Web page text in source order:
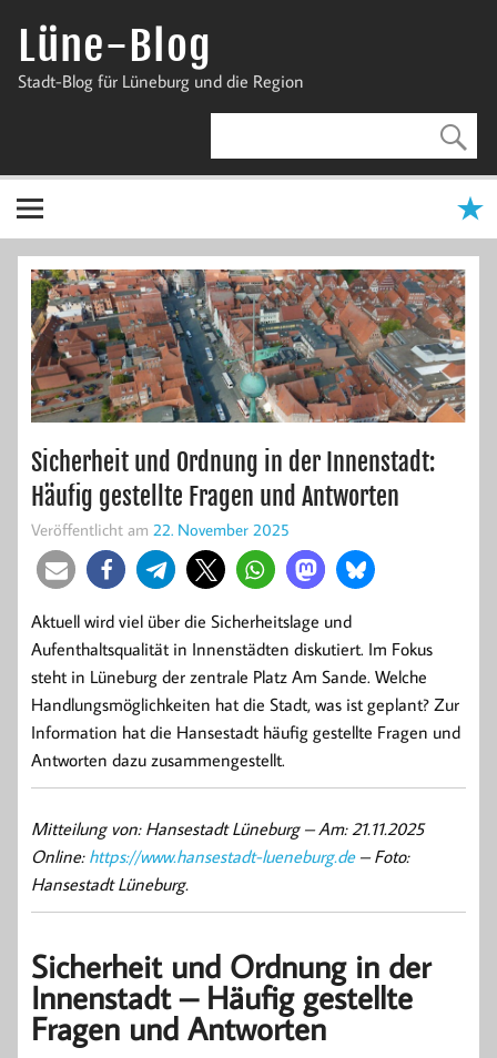
InhaltLüne-Blog
Stadt-Blog für Lüneburg und die Region
Sicherheit und Ordnung in der Innenstadt:
Häufig gestellte Fragen und Antworten
Veröffentlicht am 22. November 2025
Aktuell wird viel über die Sicherheitslage und
Aufenthaltsqualität in Innenstädten diskutiert. Im Fokus
steht in Lüneburg der zentrale Platz Am Sande. Welche
Handlungsmöglichkeiten hat die Stadt, was ist geplant? Zur
Information hat die Hansestadt häufig gestellte Fragen und
Antworten dazu zusammengestellt.
Mitteilung von: Hansestadt Lüneburg –Am: 21.11.2025
Online: https://www.hansestadt-lueneburg.de– Foto:
Hansestadt Lüneburg.
Sicherheit und Ordnung in der
Innenstadt – Häufig gestellte
Fragen und Antworten